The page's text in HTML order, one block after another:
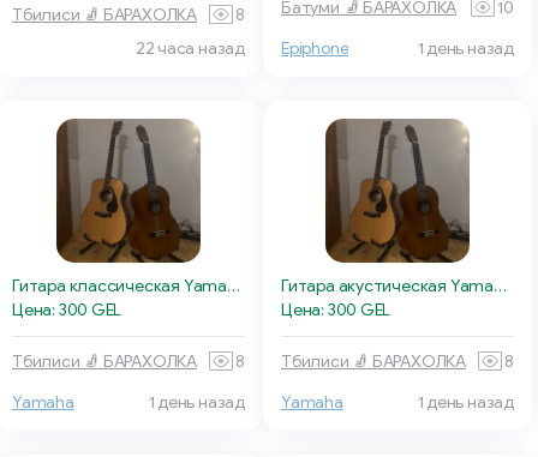
Тбилиси 🧦 БАРАХОЛКА
8
22 часа назад
Батуми 🧦 БАРАХОЛКА 10
Epiphone 1 день назад
Гитара классическая Yamaha C45
Цена: 300 GEL
Тбилиси 🧦 БАРАХОЛКА 8
Yamaha 1 день назад
Гитара акустическая Yamaha F310
Цена: 300 GEL
Тбилиси 🧦 БАРАХОЛКА 8
Yamaha 1 день назад